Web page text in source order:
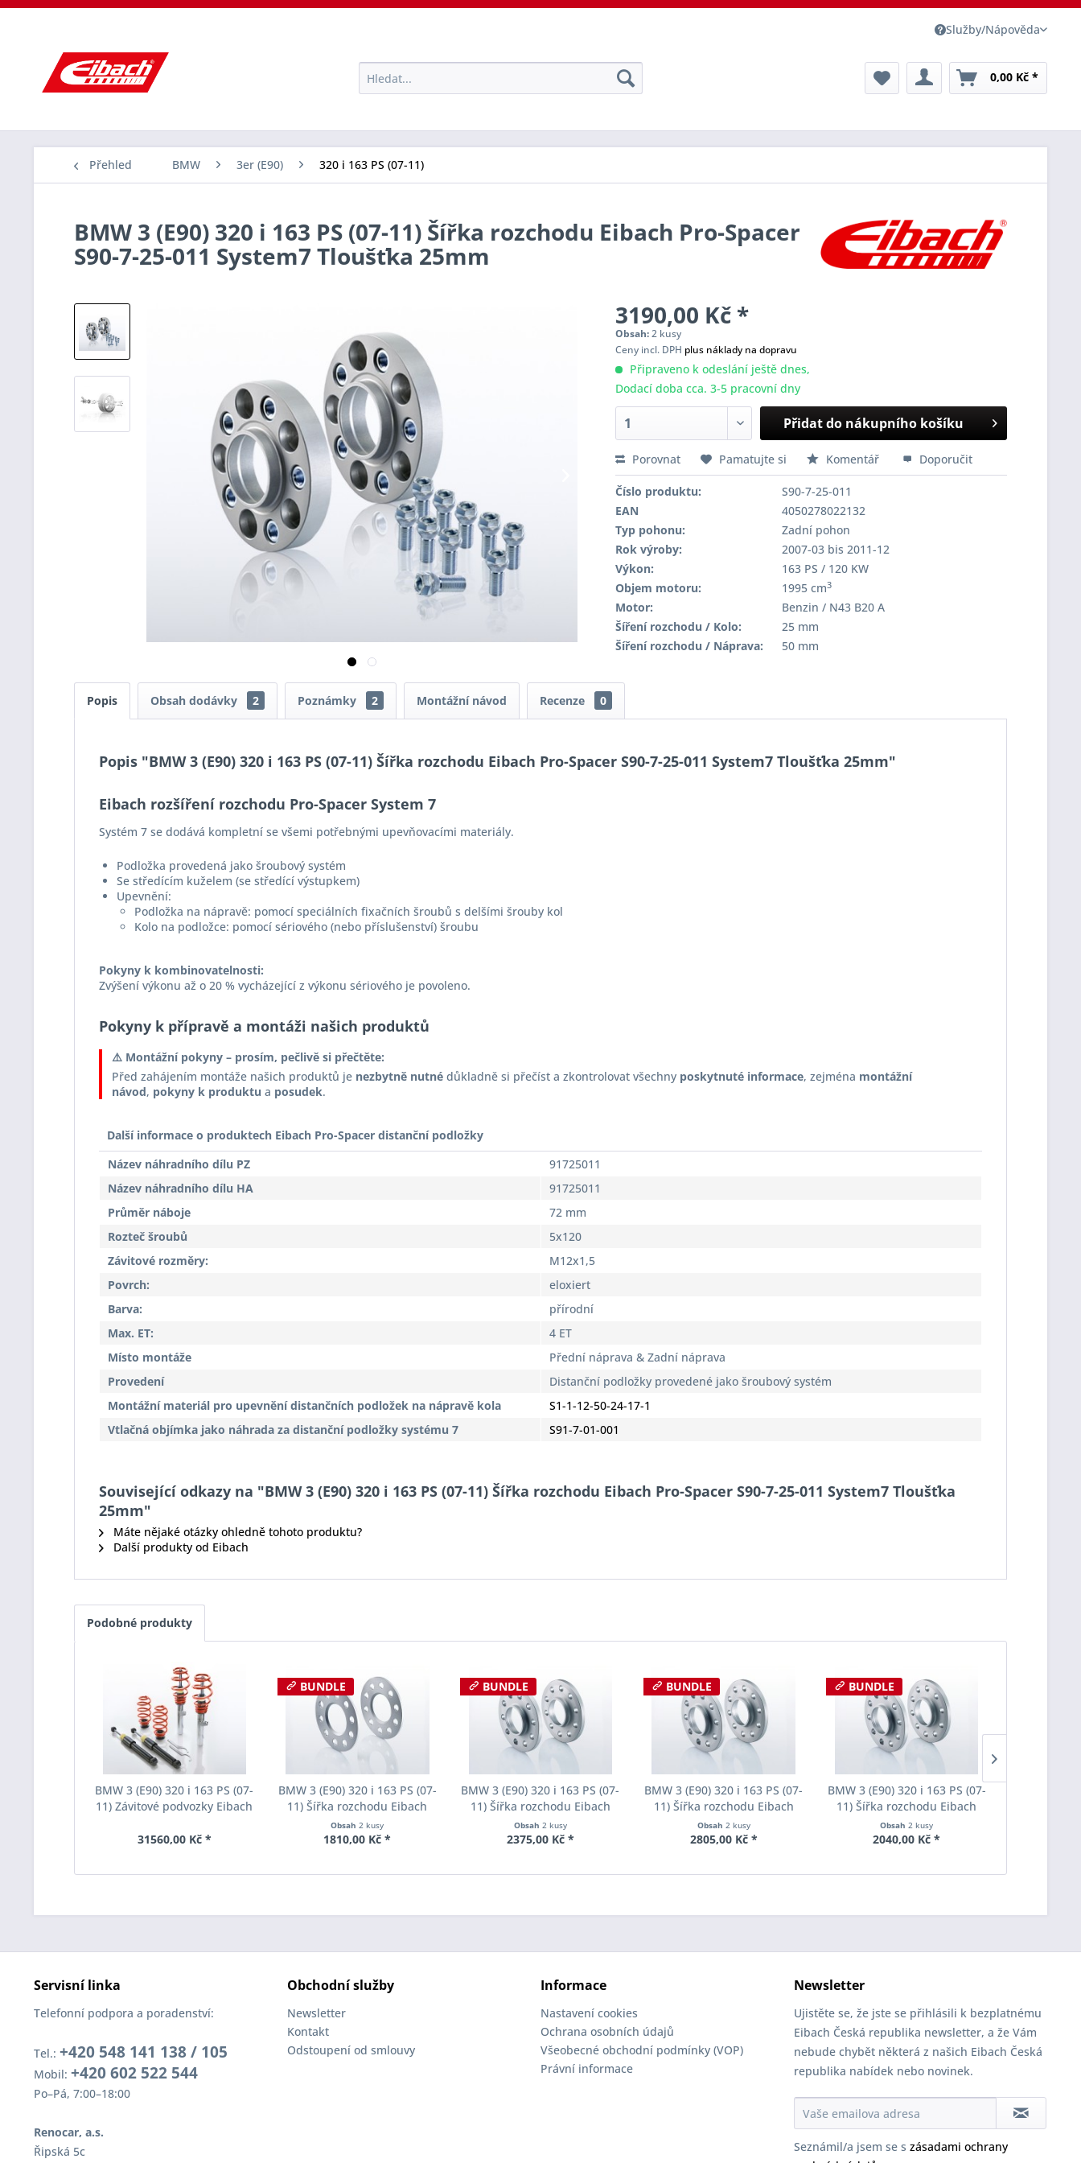
Služby/Nápověda
0,00 Kč *
Přehled BMW 3er (E90) 320 i 163 PS (07-11)
BMW 3 (E90) 320 i 163 PS (07-11) Šířka rozchodu Eibach Pro-Spacer
S90-7-25-011 System7 Tloušťka 25mm
3190,00 Kč *
Obsah:2 kusy
Ceny incl. DPH plus náklady na dopravu
Připraveno k odeslání ještě dnes,
Dodací doba cca. 3-5 pracovní dny
Přidat do nákupního košíku
Porovnat Pamatujte si Komentář Doporučit
Číslo produktu:
S90-7-25-011
EAN
4050278022132
Typ pohonu:
Zadní pohon
Rok výroby:
2007-03 bis 2011-12
Výkon:
163 PS / 120 KW
Objem motoru:
1995 cm3
Motor:
Benzin / N43 B20 A
Šíření rozchodu / Kolo:
25 mm
Šíření rozchodu / Náprava:
50 mm
Popis Obsah dodávky 2 Poznámky 2 Montážní návod Recenze 0
Popis "BMW 3 (E90) 320 i 163 PS (07-11) Šířka rozchodu Eibach Pro-Spacer S90-7-25-011 System7 Tloušťka 25mm"
Eibach rozšíření rozchodu Pro-Spacer System 7
Systém 7 se dodává kompletní se všemi potřebnými upevňovacími materiály.
Podložka provedená jako šroubový systém
Se středícím kuželem (se středící výstupkem)
Upevnění:
Podložka na nápravě: pomocí speciálních fixačních šroubů s delšími šrouby kol
Kolo na podložce: pomocí sériového (nebo příslušenství) šroubu
Pokyny k kombinovatelnosti:
Zvýšení výkonu až o 20 % vycházející z výkonu sériového je povoleno.
Pokyny k přípravě a montáži našich produktů
⚠️ Montážní pokyny – prosím, pečlivě si přečtěte:
Před zahájením montáže našich produktů je nezbytně nutné důkladně si přečíst a zkontrolovat všechny poskytnuté informace, zejména montážní
návod, pokyny k produktu a posudek.
Další informace o produktech Eibach Pro-Spacer distanční podložky
Název náhradního dílu PZ
91725011
Název náhradního dílu HA
91725011
Průměr náboje
72 mm
Rozteč šroubů
5x120
Závitové rozměry:
M12x1,5
Povrch:
eloxiert
Barva:
přírodní
Max. ET:
4 ET
Místo montáže
Přední náprava & Zadní náprava
Provedení
Distanční podložky provedené jako šroubový systém
Montážní materiál pro upevnění distančních podložek na nápravě kola
S1-1-12-50-24-17-1
Vtlačná objímka jako náhrada za distanční podložky systému 7
S91-7-01-001
Související odkazy na "BMW 3 (E90) 320 i 163 PS (07-11) Šířka rozchodu Eibach Pro-Spacer S90-7-25-011 System7 Tloušťka
25mm"
Máte nějaké otázky ohledně tohoto produktu?
Další produkty od Eibach
Podobné produkty
BMW 3 (E90) 320 i 163 PS (07-
11) Závitové podvozky Eibach
20-013-01-22
31560,00 Kč *
BUNDLE
BMW 3 (E90) 320 i 163 PS (07-
11) Šířka rozchodu Eibach
Pro-Spacer S90-1-05-017
System1 Tloušťka 5mm
Obsah2 kusy
1810,00 Kč *
BUNDLE
BMW 3 (E90) 320 i 163 PS (07-
11) Šířka rozchodu Eibach
Pro-Spacer S90-2-10-004
System2 Tloušťka 10mm
Obsah 2 kusy
2375,00 Kč *
BUNDLE
BMW 3 (E90) 320 i 163 PS (07-
11) Šířka rozchodu Eibach
Pro-Spacer S90-2-12-002
System2 Tloušťka 12mm
Obsah 2 kusy
2805,00 Kč *
BUNDLE
BMW 3 (E90) 320 i 163 PS (07-
11) Šířka rozchodu Eibach
Pro-Spacer S90-2-15-001
System2 Tloušťka 15mm
Obsah2 kusy
2040,00 Kč *
Servisní linka
Telefonní podpora a poradenství:
Tel.: +420 548 141 138 / 105
Mobil: +420 602 522 544
Po–Pá, 7:00–18:00
Renocar, a.s.
Řipská 5c
Obchodní služby
Newsletter
Kontakt
Odstoupení od smlouvy
Informace
Nastavení cookies
Ochrana osobních údajů
Všeobecné obchodní podmínky (VOP)
Právní informace
Newsletter
Ujistěte se, že jste se přihlásili k bezplatnému
Eibach Česká republika newsletter, a že Vám
nebude chybět některá z našich Eibach Česká
republika nabídek nebo novinek.
Seznámil/a jsem se s zásadami ochrany